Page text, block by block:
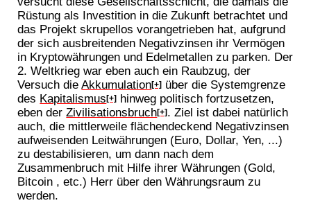
Rüstung als Investition in die Zukunft betrachtet und
das Projekt skrupellos vorangetrieben hat, aufgrund
der sich ausbreitenden Negativzinsen ihr Vermögen
in Kryptowährungen und Edelmetallen zu parken. Der
2. Weltkrieg war eben auch ein Raubzug, der
Versuch dieAkkumulation[+] über die Systemgrenze
des Kapitalismus[+] hinweg politisch fortzusetzen,
eben derZivilisationsbruch[+] . Ziel ist dabei natürlich
auch, die mittlerweile flächendeckend Negativzinsen
aufweisenden Leitwährungen (Euro, Dollar, Yen, ...)
zu destabilisieren, um dann nach dem
Zusammenbruch mit Hilfe ihrer Währungen (Gold,
Bitcoin , etc.) Herr über den Währungsraum zu
werden.